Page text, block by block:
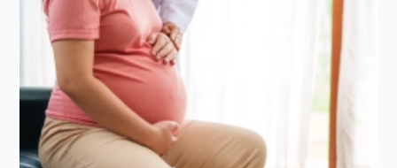
peneliti pun menyebut jika ramuan ini harus dikonsumsi
secara rutin.
Sayang, status bahan herbal yang satu ini kurang begitu
dikenal di kalangan para peneliti, masih kalah dari kunyit dan
jahe yang memiliki jejak penelitian cukup banyak.
Tapi meskipun begitu, Moms tidak perlu khawatir. Si Kecil